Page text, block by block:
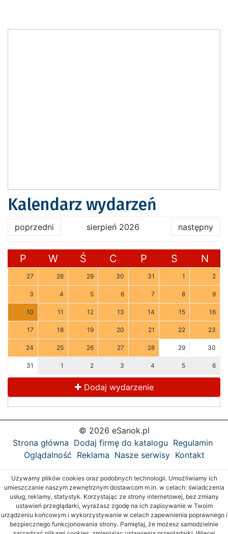
Kalendarz wydarzeń
poprzedni sierpień 2026 następny
P W Ś C P S N
27 28 29 30 31 1 2
3 4 5 6 7 8 9
10 11 12 13 14 15 16
17 18 19 20 21 22 23
24 25 26 27 28 29 30
31 1 2 3 4 5 6
Dodaj wydarzenie
© 2026 eSanok.pl
Strona główna Dodaj firmę do katalogu Regulamin
Oglądalność Reklama Nasze serwisy Kontakt
Używamy plików cookies oraz podobnych technologii. Umożliwiamy ich
umieszczanie naszym zewnętrznym dostawcom m.in. w celach: świadczenia
usług, reklamy, statystyk. Korzystając ze strony internetowej, bez zmiany
ustawień przeglądarki, wyrażasz zgodę na ich zapisywanie w Twoim
urządzeniu końcowym i wykorzystywanie w celach zapewnienia poprawnego i
bezpiecznego funkcjonowania strony. Pamiętaj, że możesz samodzielnie